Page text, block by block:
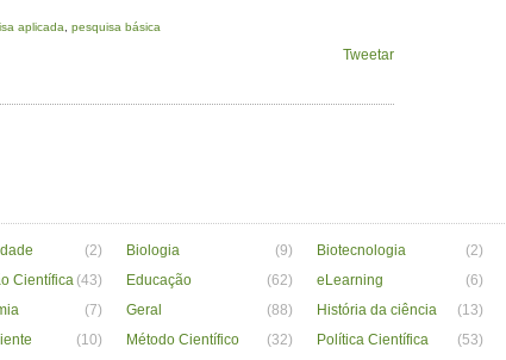
aplicada pesquisa básica
Tweetar
(2) Biologia (9) Biotecnologia (2)
Científica (43) Educação (62) eLearning (6)
(7) Geral (88) História da ciência (13)
(10) Método Científico (32) Política Científica (53)